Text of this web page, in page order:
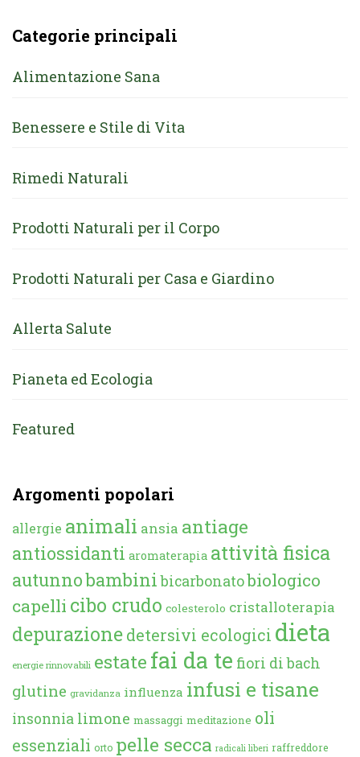
Categorie principali
Alimentazione Sana
Benessere e Stile di Vita
Rimedi Naturali
Prodotti Naturali per il Corpo
Prodotti Naturali per Casa e Giardino
Allerta Salute
Pianeta ed Ecologia
Featured
Argomenti popolari
allergie animali ansia antiage
antiossidanti aromaterapia attività fisica
autunnobambini bicarbonatobiologico
capelli cibo crudo colesterolo cristalloterapia
depurazione detersivi ecologici dieta
energie rinnovabili estate fai da te fiori di bach
glutine gravidanza influenza infusi e tisane
insonnia limone massaggi meditazione oli
essenziali orto pelle secca radicali liberi raffreddore